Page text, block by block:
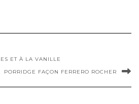
ET À LA VANILLE
PORRIDGE FAÇON FERRERO ROCHER